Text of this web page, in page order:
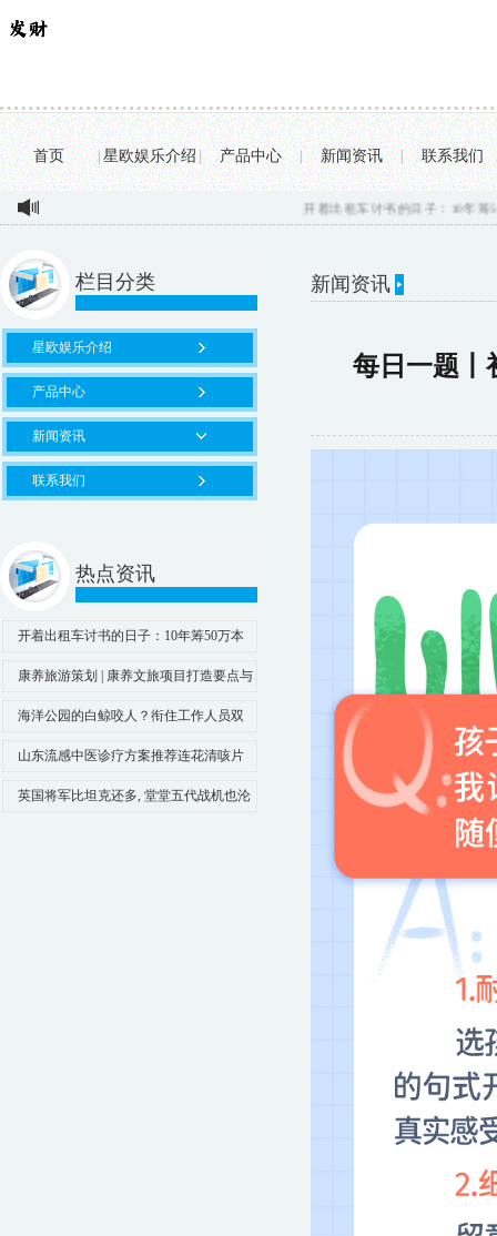
首页 |星欧娱乐介绍| 产品中心 | 新闻资讯 | 联系我们
开着出租车讨书的日子：10年筹50
栏目分类
星欧娱乐介绍
产品中心
新闻资讯
联系我们
热点资讯
开着出租车讨书的日子：10年筹50万本
书，捐了100个山村学校图书室
康养旅游策划 | 康养文旅项目打造要点与
康养文旅项目规划设计建议
海洋公园的白鲸咬人？衔住工作人员双
腿引游客惊呼！景区回应
山东流感中医诊疗方案推荐连花清咳片
等中成药
英国将军比坦克还多, 堂堂五代战机也沦
新闻资讯
每日一题丨